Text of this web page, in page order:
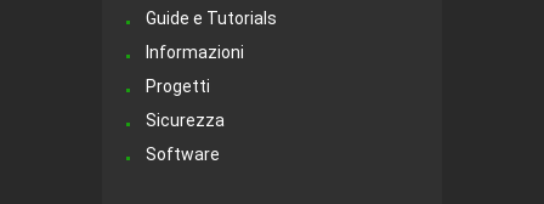
Guide e Tutorials
Informazioni
Progetti
Sicurezza
Software